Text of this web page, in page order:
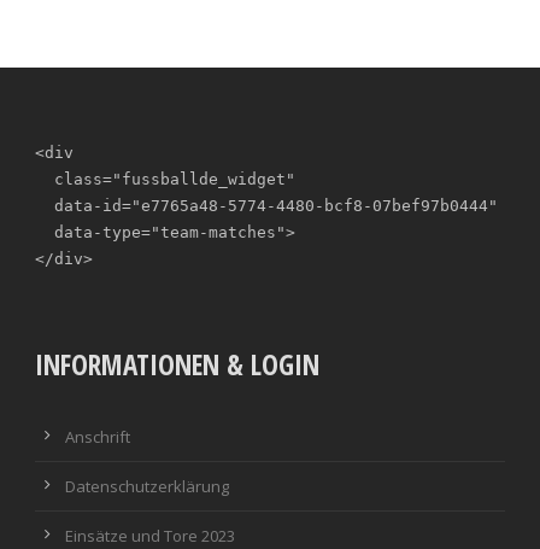
<div
</div>
INFORMATIONEN & LOGIN
Anschrift
Datenschutzerklärung
Einsätze und Tore 2023